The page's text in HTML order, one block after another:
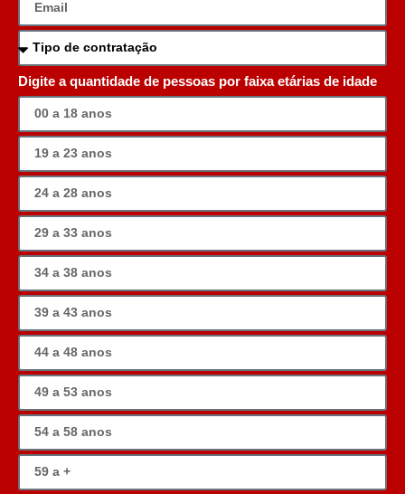
Digite a quantidade de pessoas por faixa etárias de idade